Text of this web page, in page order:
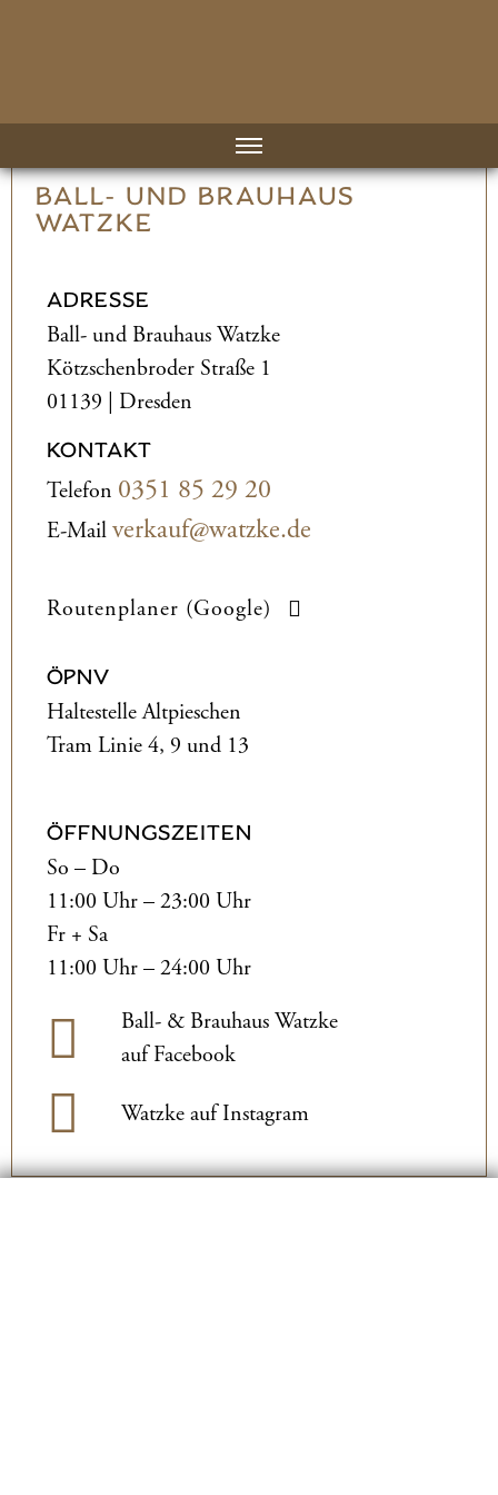
BALL- UND­ BRAUHAUS
WATZKE
ADRESSE
Ball- und­ Brauhaus Watzke
Kötzschenbroder Straße 1
01139 | Dresden
KONTAKT
Telefon 0351 85 29 20
E-Mailverkauf@watzke.de
Routenplaner (Google)
ÖPNV
Haltestelle Altpieschen
Tram Linie 4, 9 und 13
ÖFFNUNGSZEITEN
So – Do
11:00 Uhr – 23:00 Uhr
Fr + Sa
11:00 Uhr – 24:00 Uhr
Ball- & Brauhaus Watzke
auf Facebook
Watzke auf Instagram